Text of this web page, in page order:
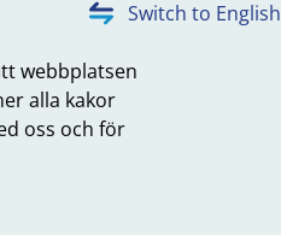
Switch to English
webbplatsen
alla kakor
oss och för
beräknas
räknas på
kompletterande